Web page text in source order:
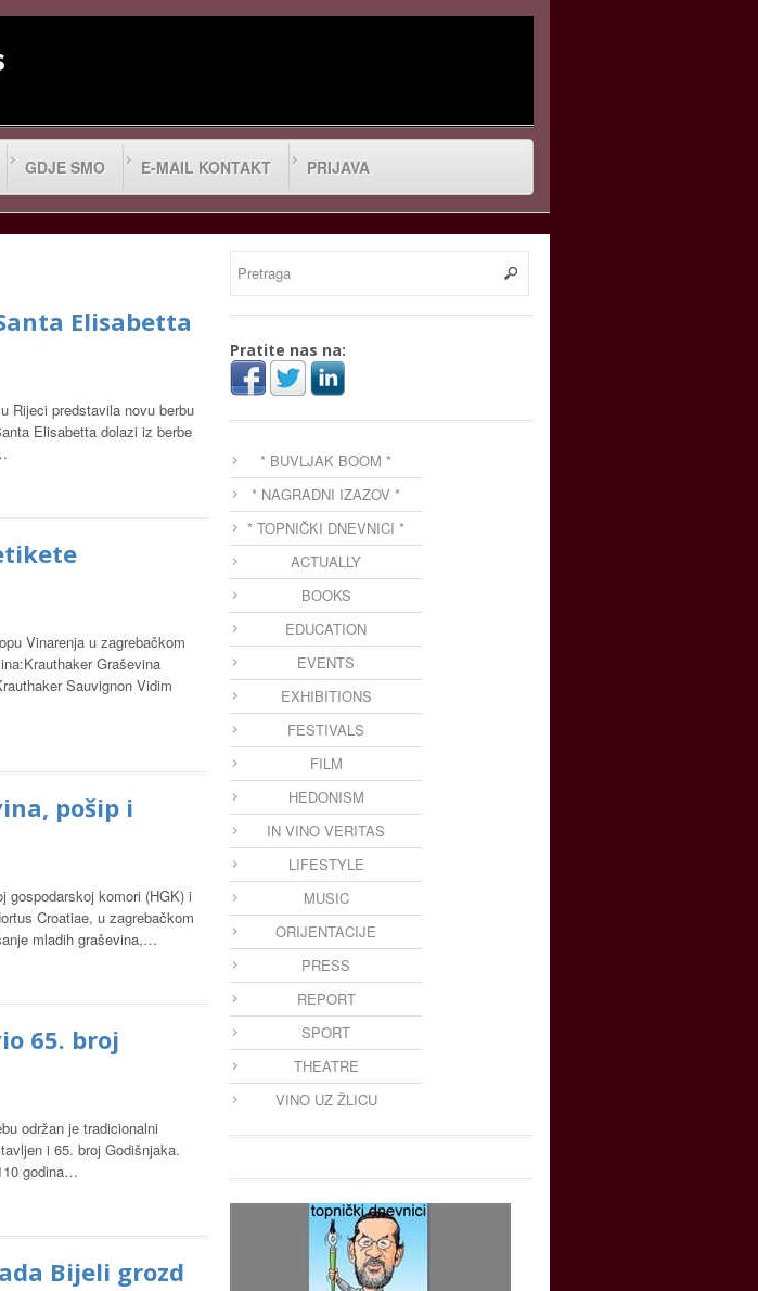
GDJE SMO E-MAIL KONTAKT PRIJAVA
Elisabetta
Rijeci predstavila novu berbu
Elisabetta dolazi iz berbe
Vinarenja u zagrebačkom
Graševina
Sauvignon Vidim
pošip i
gospodarskoj komori (HGK) i
Croatiae, u zagrebačkom
mladih graševina,…
65. broj
održan je tradicionalni
i 65. broj Godišnjaka.
godina…
Bijeli grozd
Pratite nas na:
* BUVLJAK BOOM *
* NAGRADNI IZAZOV *
* TOPNIČKI DNEVNICI *
ACTUALLY
BOOKS
EDUCATION
EVENTS
EXHIBITIONS
FESTIVALS
FILM
HEDONISM
IN VINO VERITAS
LIFESTYLE
MUSIC
ORIJENTACIJE
PRESS
REPORT
SPORT
THEATRE
VINO UZ ŽLICU